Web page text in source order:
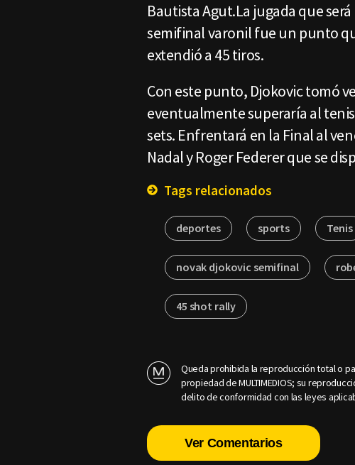
Bautista Agut.La jugada que
semifinal varonil fue un punto
extendió a 45 tiros.
Con este punto, Djokovic tomó
eventualmente superaría al
sets. Enfrentará en la Final al
Nadal y Roger Federer que se
Tags relacionados
deportes sports Tenis
novak djokovic semifinal
45 shot rally
Queda prohibida la reproducción total o
propiedad de MULTIMEDIOS; su
delito de conformidad con las leyes
Ver Comentarios